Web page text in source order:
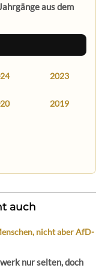
aus dem
2023
2019
auch
nicht aber AfD-
nur selten, doch